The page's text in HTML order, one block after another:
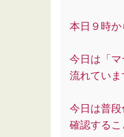
本日９時
今日は「
流れていま
今日は普
確認するこ